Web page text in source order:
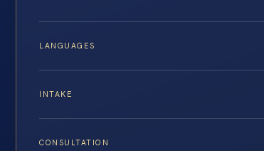
LANGUAGES
INTAKE
CONSULTATION